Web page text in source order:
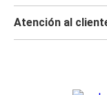
Atención al